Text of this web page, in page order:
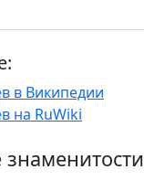
в Википедии
на RuWiki